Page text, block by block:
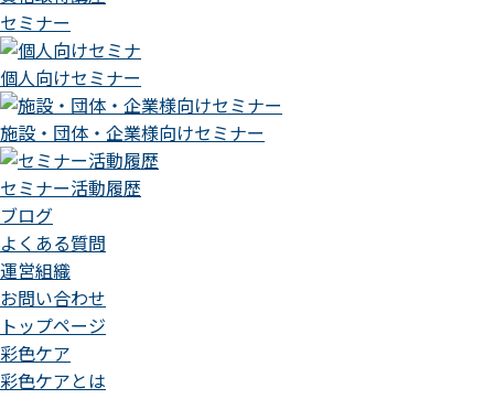
セミナー
個人向けセミナー
施設・団体・企業様向けセミナー
セミナー活動履歴
ブログ
よくある質問
運営組織
お問い合わせ
トップページ
彩色ケア
彩色ケアとは